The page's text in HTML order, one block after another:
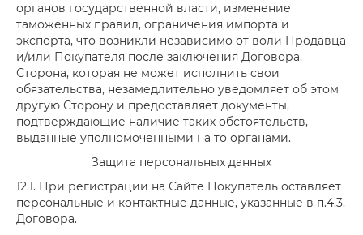
органов государственной власти, изменение
таможенных правил, ограничения импорта и
экспорта, что возникли независимо от воли Продавца
и/или Покупателя после заключения Договора.
Сторона, которая не может исполнить свои
обязательства, незамедлительно уведомляет об этом
другую Сторону и предоставляет документы,
подтверждающие наличие таких обстоятельств,
выданные уполномоченными на то органами.
Защита персональных данных
12.1. При регистрации на Сайте Покупатель оставляет
персональные и контактные данные, указанные в п.4.3.
Договора.